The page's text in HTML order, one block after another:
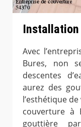
Avec
Bures, non
descentes
aurez des
l’esthétique
couverture à
gouttière